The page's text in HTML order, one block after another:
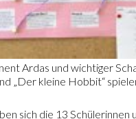
Ardas und wichtiger
„Der kleine Hobbit“
sich die 13 Schülerinnen